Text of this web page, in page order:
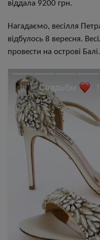
віддала 9200 грн.
Нагадаємо, весілля
відбулось 8 вересня.
провести на острові Балі.